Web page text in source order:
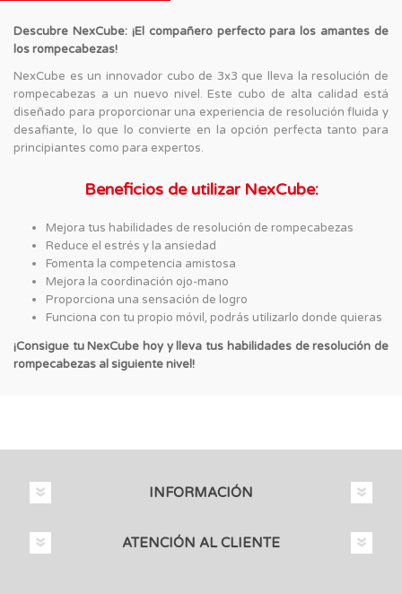
Descubre NexCube: ¡El compañero perfecto para los amantes de
los rompecabezas!
NexCube es un innovador cubo de 3x3 que lleva la resolución de
rompecabezas a un nuevo nivel. Este cubo de alta calidad está
diseñado para proporcionar una experiencia de resolución fluida y
desafiante, lo que lo convierte en la opción perfecta tanto para
principiantes como para expertos.
Beneficios de utilizar NexCube:
Mejora tus habilidades de resolución de rompecabezas
Reduce el estrés y la ansiedad
Fomenta la competencia amistosa
Mejora la coordinación ojo-mano
Proporciona una sensación de logro
Funciona con tu propio móvil, podrás utilizarlo donde quieras
¡Consigue tu NexCube hoy y lleva tus habilidades de resolución de
rompecabezas al siguiente nivel!
INFORMACIÓN
ATENCIÓN AL CLIENTE